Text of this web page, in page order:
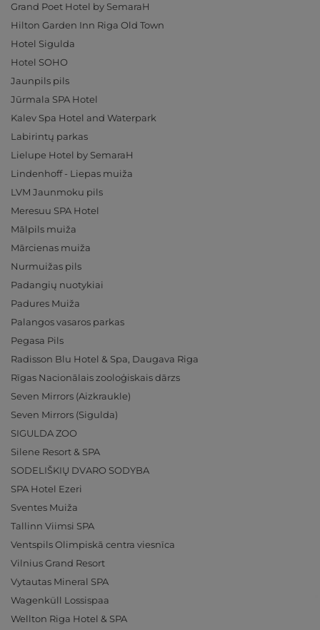
Grand Poet Hotel by SemaraH
Hilton Garden Inn Riga Old Town
Hotel Sigulda
Hotel SOHO
Jaunpils pils
Jūrmala SPA Hotel
Kalev Spa Hotel and Waterpark
Labirintų parkas
Lielupe Hotel by SemaraH
Lindenhoff - Liepas muiža
LVM Jaunmoku pils
Meresuu SPA Hotel
Mālpils muiža
Mārcienas muiža
Nurmuižas pils
Padangių nuotykiai
Padures Muiža
Palangos vasaros parkas
Pegasa Pils
Radisson Blu Hotel & Spa, Daugava Riga
Rīgas Nacionālais zooloģiskais dārzs
Seven Mirrors (Aizkraukle)
Seven Mirrors (Sigulda)
SIGULDA ZOO
Silene Resort & SPA
SODELIŠKIŲ DVARO SODYBA
SPA Hotel Ezeri
Sventes Muiža
Tallinn Viimsi SPA
Ventspils Olimpiskā centra viesnīca
Vilnius Grand Resort
Vytautas Mineral SPA
Wagenküll Lossispaa
Wellton Riga Hotel & SPA